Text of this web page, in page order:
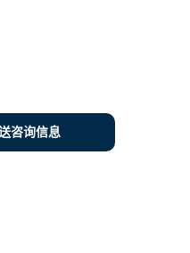
咨询信息